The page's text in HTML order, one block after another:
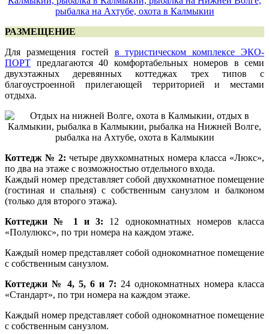
РАЗМЕЩЕНИЕ
Для размещения гостей в туристическом комплексе ЭКО-
ПОРТ предлагаются 40 комфортабельных номеров в семи
двухэтажных деревянных коттеджах трех типов с
благоустроенной прилегающей территорией и местами
отдыха.
Коттедж № 2: четыре двухкомнатных номера класса «Люкс»,
по два на этаже с возможностью отдельного входа.
Каждый номер представляет собой двухкомнатное помещение
(гостиная и спальня) с собственным санузлом и балконом
(только для второго этажа).
Коттеджи № 1 и 3: 12 однокомнатных номеров класса
«Полулюкс», по три номера на каждом этаже.
Каждый номер представляет собой однокомнатное помещение
с собственным санузлом.
Коттеджи № 4, 5, 6 и 7: 24 однокомнатных номера класса
«Стандарт», по три номера на каждом этаже.
Каждый номер представляет собой однокомнатное помещение
с собственным санузлом.